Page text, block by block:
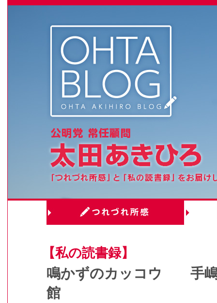
【私の読書録】
鳴かずのカッコウ 手
館